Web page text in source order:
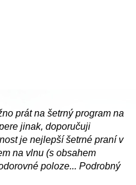
prát na šetrný program na
jinak, doporučuji
je nejlepší šetrné praní v
na vlnu (s obsahem
poloze... Podrobný